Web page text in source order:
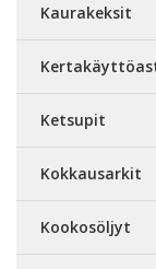
Kaurakeksit
Ketsupit
Kokkausarkit
Kookosöljyt